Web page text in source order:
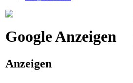
Google Anzeigen
Anzeigen